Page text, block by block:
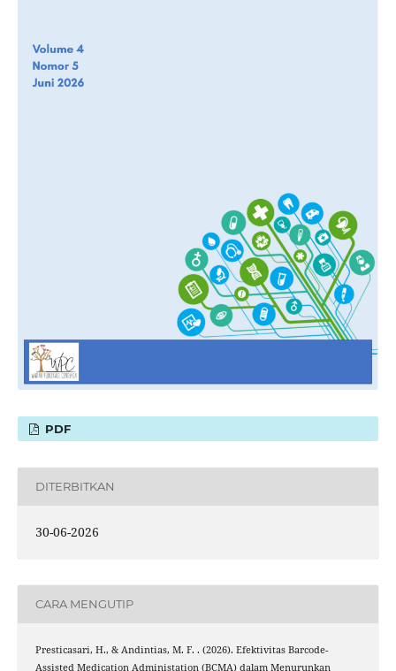
PDF
DITERBITKAN
30-06-2026
CARA MENGUTIP
Presticasari, H., & Andintias, M. F. . (2026). Efektivitas Barcode-
Assisted Medication Administation (BCMA) dalam Menurunkan